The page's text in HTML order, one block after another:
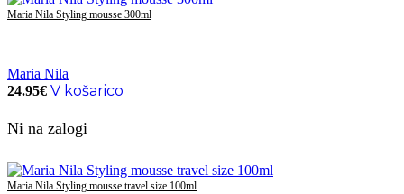
Maria Nila Styling mousse 300ml
Maria Nila
24.95€ V košarico
Ni na zalogi
Maria Nila Styling mousse travel size 100ml